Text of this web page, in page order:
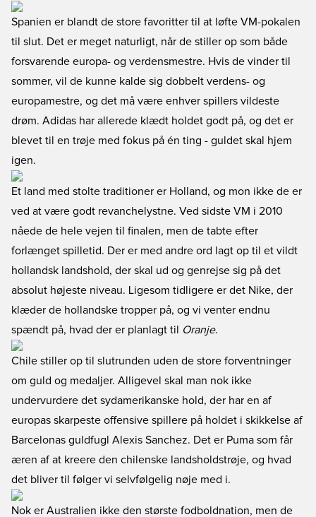
Spanien er blandt de store favoritter til at løfte VM-pokalen
til slut. Det er meget naturligt, når de stiller op som både
forsvarende europa- og verdensmestre. Hvis de vinder til
sommer, vil de kunne kalde sig dobbelt verdens- og
europamestre, og det må være enhver spillers vildeste
drøm. Adidas har allerede klædt holdet godt på, og det er
blevet til en trøje med fokus på én ting - guldet skal hjem
igen.
Et land med stolte traditioner er Holland, og mon ikke de er
ved at være godt revanchelystne. Ved sidste VM i 2010
nåede de hele vejen til finalen, men de tabte efter
forlænget spilletid. Der er med andre ord lagt op til et vildt
hollandsk landshold, der skal ud og genrejse sig på det
absolut højeste niveau. Ligesom tidligere er det Nike, der
klæder de hollandske tropper på, og vi venter endnu
spændt på, hvad der er planlagt til
Oranje.
Chile stiller op til slutrunden uden de store forventninger
om guld og medaljer. Alligevel skal man nok ikke
undervurdere det sydamerikanske hold, der har en af
europas skarpeste offensive spillere på holdet i skikkelse af
Barcelonas guldfugl Alexis Sanchez. Det er Puma som får
æren af at kreere den chilenske landsholdstrøje, og hvad
det bliver til følger vi selvfølgelig nøje med i.
Nok er Australien ikke den største fodboldnation, men de